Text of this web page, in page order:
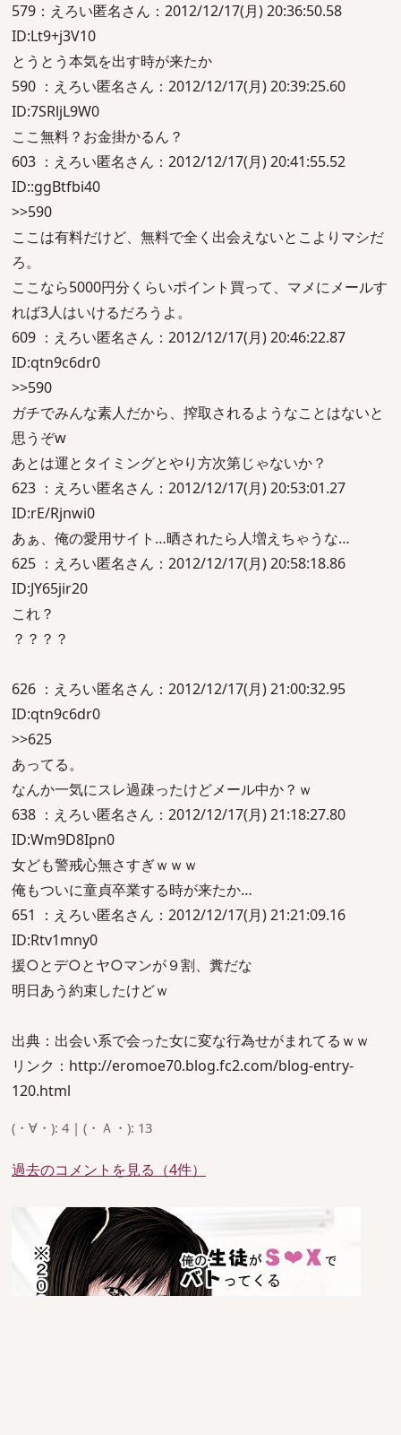
579：えろい匿名さん：2012/12/17(月) 20:36:50.58
ID:Lt9+j3V10
とうとう本気を出す時が来たか
590 ：えろい匿名さん：2012/12/17(月) 20:39:25.60
ID:7SRljL9W0
ここ無料？お金掛かるん？
603 ：えろい匿名さん：2012/12/17(月) 20:41:55.52
ID::ggBtfbi40
>>590
ここは有料だけど、無料で全く出会えないとこよりマシだ
ろ。
ここなら5000円分くらいポイント買って、マメにメールす
れば3人はいけるだろうよ。
609 ：えろい匿名さん：2012/12/17(月) 20:46:22.87
ID:qtn9c6dr0
>>590
ガチでみんな素人だから、搾取されるようなことはないと
思うぞw
あとは運とタイミングとやり方次第じゃないか？
623 ：えろい匿名さん：2012/12/17(月) 20:53:01.27
ID:rE/Rjnwi0
あぁ、俺の愛用サイト…晒されたら人増えちゃうな…
625 ：えろい匿名さん：2012/12/17(月) 20:58:18.86
ID:JY65jir20
これ？
？？？？
626 ：えろい匿名さん：2012/12/17(月) 21:00:32.95
ID:qtn9c6dr0
>>625
あってる。
なんか一気にスレ過疎ったけどメール中か？ｗ
638 ：えろい匿名さん：2012/12/17(月) 21:18:27.80
ID:Wm9D8Ipn0
女ども警戒心無さすぎｗｗｗ
俺もついに童貞卒業する時が来たか…
651 ：えろい匿名さん：2012/12/17(月) 21:21:09.16
ID:Rtv1mny0
援○とデ○とヤ○マンが９割、糞だな
明日あう約束したけどｗ
出典：出会い系で会った女に変な行為せがまれてるｗｗ
リンク：http://eromoe70.blog.fc2.com/blog-entry-
120.html
(・∀・): 4 | (・Ａ・): 13
過去のコメントを見る（4件）